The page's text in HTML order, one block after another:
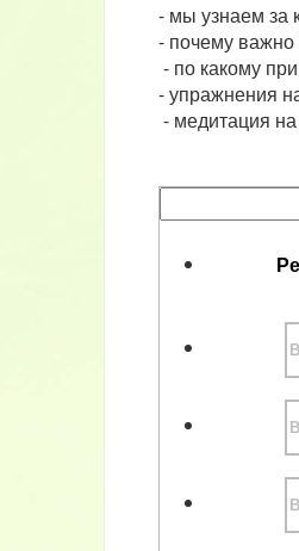
- мы узнаем за
- почему важно
- по какому
- упражнения
- медитация